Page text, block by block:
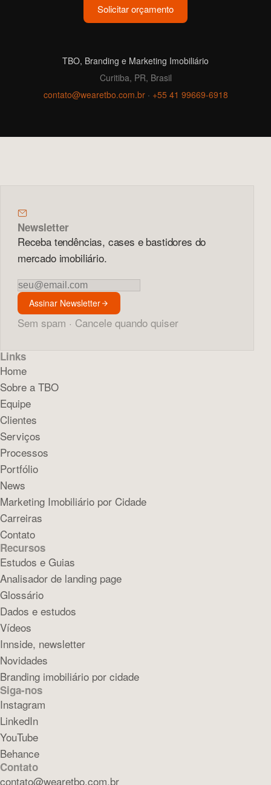
Solicitar orçamento
TBO, Branding e Marketing Imobiliário
Curitiba, PR, Brasil
contato@wearetbo.com.br· +55 41 99669-6918
Newsletter
Receba tendências, cases e bastidores do
mercado imobiliário.
Newsletter
Assinar Newsletter
Sem spam · Cancele quando quiser
Links
Home
Sobre a TBO
Equipe
Clientes
Serviços
Processos
Portfólio
News
Marketing Imobiliário por Cidade
Carreiras
Contato
Recursos
Estudos e Guias
Analisador de landing page
Glossário
Dados e estudos
Vídeos
Innside, newsletter
Novidades
Branding imobiliário por cidade
Siga-nos
Instagram
LinkedIn
YouTube
Behance
Contato
contato@wearetbo.com.br